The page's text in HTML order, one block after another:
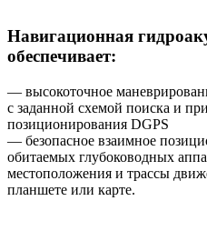
Навигационная
обеспечивает:
— высокоточное
с заданной схемой поиска и
позиционирования DGPS
— безопасное взаимное
обитаемых глубоководных
местоположения и трассы
планшете или карте.